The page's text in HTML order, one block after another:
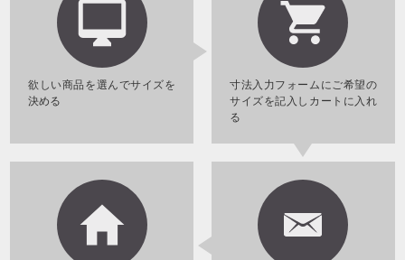
欲しい商品を選んでサイズを
決める
寸法入力フォームにご希望の
サイズを記入しカートに入れ
る